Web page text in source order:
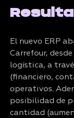
El nuevo ERP
Carrefour,
logística, a
(financiero,
operativos.
posibilidad de
cantidad